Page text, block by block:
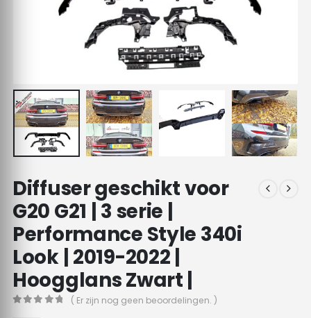
Diffuser geschikt voor
G20 G21 | 3 serie |
Performance Style 340i
Look | 2019-2022 |
Hoogglans Zwart |
( Er zijn nog geen beoordelingen. )